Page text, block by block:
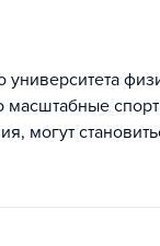
масштабные
могут